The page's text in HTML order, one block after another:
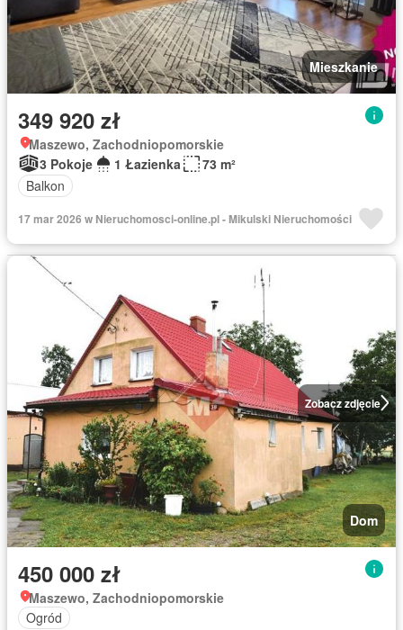
Mieszkanie
349 920 zł
Maszewo, Zachodniopomorskie
3 Pokoje
1 Łazienka
73 m²
Balkon
17 mar 2026 w Nieruchomosci-online.pl - Mikulski Nieruchomości
Zobacz zdjęcie
Dom
450 000 zł
Maszewo, Zachodniopomorskie
Ogród